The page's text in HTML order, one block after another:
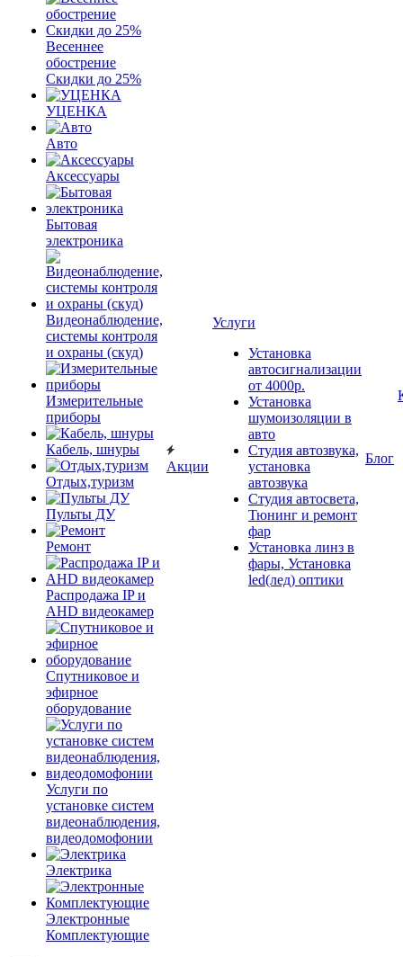
Весеннее
обострение
Скидки до 25%
УЦЕНКА
Авто
Аксессуары
Бытовая
электроника
Видеонаблюдение,
системы контроля
и охраны (скуд)
Измерительные
приборы
Кабель, шнуры
Отдых,туризм
Пульты ДУ
Ремонт
Распродажа IP и
AHD видеокамер
Спутниковое и
эфирное
оборудование
Услуги по
установке систем
видеонаблюдения,
видеодомофонии
Электрика
Электронные
Комплектующие
Акции
Услуги
Установка
автосигнализации
от 4000р.
Установка
шумоизоляции в
авто
Студия автозвука,
установка
автозвука
Студия автосвета,
Тюнинг и ремонт
фар
Установка линз в
фары, Установка
led(лед) оптики
Блог